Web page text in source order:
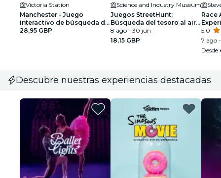
Victoria Station
Manchester - Juego
interactivo de búsqueda de
tesoros y exploración para
28,95 GBP
Science and Industry Museum
Juegos StreetHunt:
Búsqueda del tesoro al aire
libre
8 ago - 30 jun
18,15 GBP
Race
5.0
7 ago
Desde
Descubre nuestras experiencias destacadas